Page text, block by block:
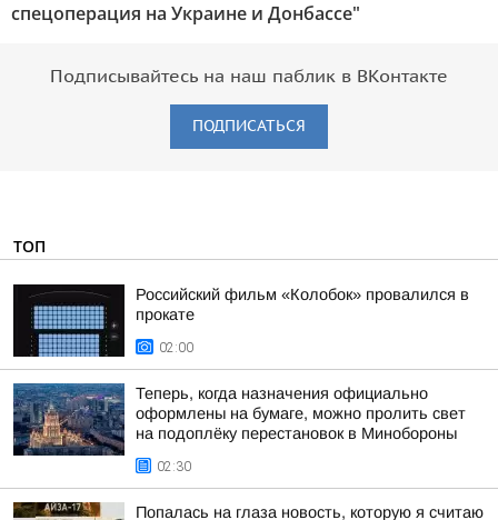
спецоперация на Украине и Донбассе"
Подписывайтесь на наш паблик в ВКонтакте
ПОДПИСАТЬСЯ
ТОП
Российский фильм «Колобок» провалился в
прокате
02:00
Теперь, когда назначения официально
оформлены на бумаге, можно пролить свет
на подоплёку перестановок в Минобороны
02:30
Попалась на глаза новость, которую я считаю